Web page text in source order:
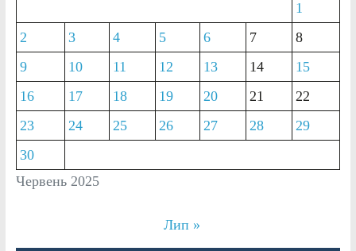
Червень 2025
1
2
3 4 5 6 7
8
9
10 11 12 13 14
15
16
17 18 19 20 21
22
23
24 25 26 27 28
29
30
Лип »